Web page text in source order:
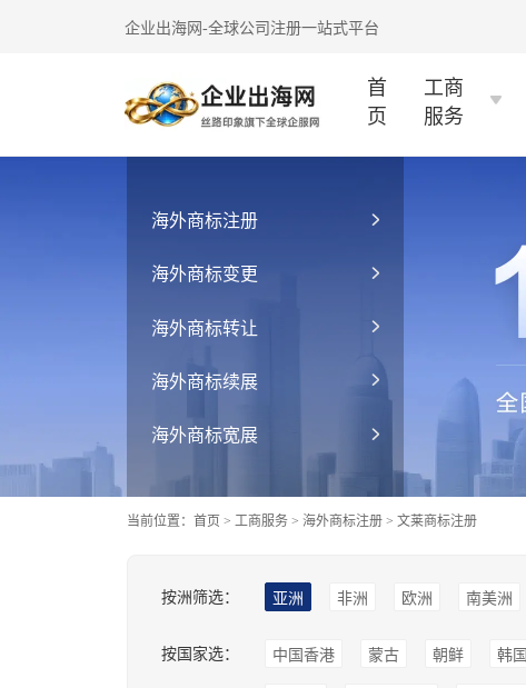
企业出海网-全球公司注册一站式平台
首
页
工商
服务
海外商标注册
海外商标变更
海外商标转让
海外商标续展
海外商标宽展
当前位置： 首页 > 工商服务 > 海外商标注册 > 文莱商标注册
按洲筛选： 亚洲 非洲 欧洲 南美洲
按国家选： 中国香港 蒙古 朝鲜 韩国